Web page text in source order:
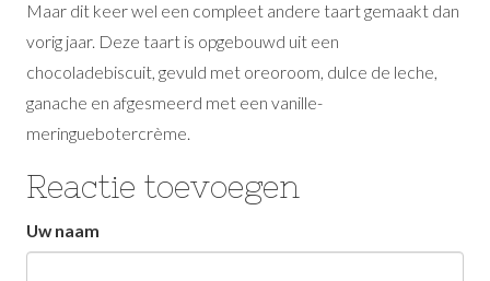
Maar dit keer wel een compleet andere taart gemaakt dan
vorig jaar. Deze taart is opgebouwd uit een
chocoladebiscuit, gevuld met oreoroom, dulce de leche,
ganache en afgesmeerd met een vanille-
meringuebotercrème.
Reactie toevoegen
Uw naam